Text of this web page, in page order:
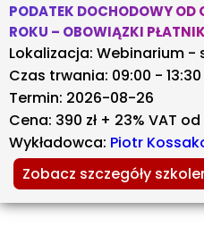
PODATEK DOCHODOWY
ROKU – OBOWIĄZKI
Lokalizacja: Webinarium -
Czas trwania: 09:00 - 13:30
Termin: 2026-08-26
Cena: 390 zł + 23% VAT
Wykładowca: Piotr
Zobacz szczegóły